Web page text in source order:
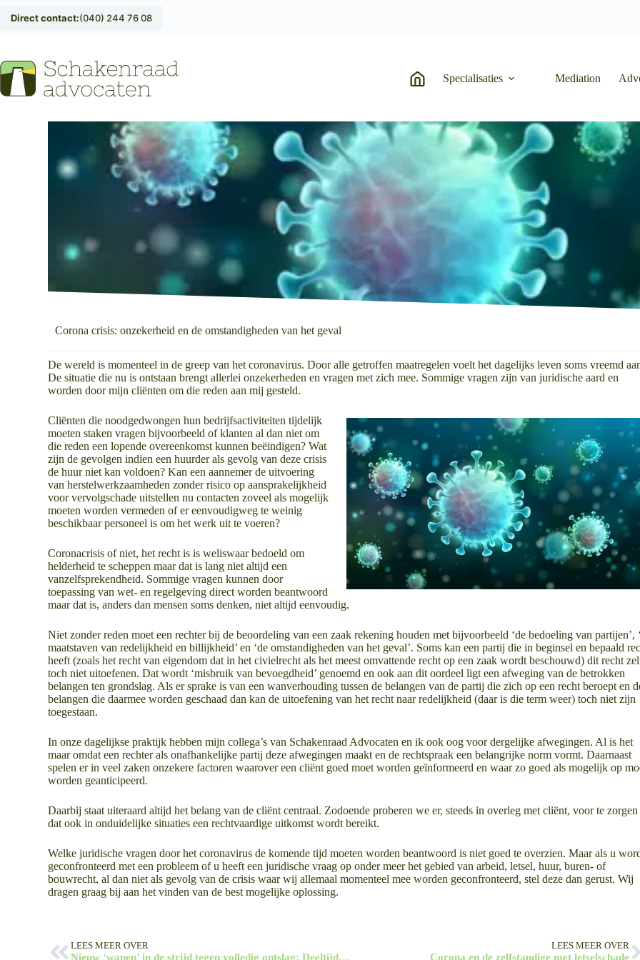
Direct contact:(040) 244 76 08
Specialisaties Mediation
Corona crisis: onzekerheid en de omstandigheden van het geval
De wereld is momenteel in de greep van het coronavirus. Door alle getroffen maatregelen voelt het dagelijks leven soms vreemd
De situatie die nu is ontstaan brengt allerlei onzekerheden en vragen met zich mee. Sommige vragen zijn van juridische aard en
worden door mijn cliënten om die reden aan mij gesteld.
Cliënten die noodgedwongen hun bedrijfsactiviteiten tijdelijk
moeten staken vragen bijvoorbeeld of klanten al dan niet om
die reden een lopende overeenkomst kunnen beëindigen? Wat
zijn de gevolgen indien een huurder als gevolg van deze crisis
de huur niet kan voldoen? Kan een aannemer de uitvoering
van herstelwerkzaamheden zonder risico op aansprakelijkheid
voor vervolgschade uitstellen nu contacten zoveel als mogelijk
moeten worden vermeden of er eenvoudigweg te weinig
beschikbaar personeel is om het werk uit te voeren?
Coronacrisis of niet, het recht is is weliswaar bedoeld om
helderheid te scheppen maar dat is lang niet altijd een
vanzelfsprekendheid. Sommige vragen kunnen door
toepassing van wet- en regelgeving direct worden beantwoord
maar dat is, anders dan mensen soms denken, niet altijd eenvoudig.
Niet zonder reden moet een rechter bij de beoordeling van een zaak rekening houden met bijvoorbeeld ‘de bedoeling van partijen’,
maatstaven van redelijkheid en billijkheid’ en ‘de omstandigheden van het geval’. Soms kan een partij die in beginsel en bepaald
heeft (zoals het recht van eigendom dat in het civielrecht als het meest omvattende recht op een zaak wordt beschouwd) dit recht
toch niet uitoefenen. Dat wordt ‘misbruik van bevoegdheid’ genoemd en ook aan dit oordeel ligt een afweging van de betrokken
belangen ten grondslag. Als er sprake is van een wanverhouding tussen de belangen van de partij die zich op een recht beroept en
belangen die daarmee worden geschaad dan kan de uitoefening van het recht naar redelijkheid (daar is die term weer) toch niet zijn
toegestaan.
In onze dagelijkse praktijk hebben mijn collega’s van Schakenraad Advocaten en ik ook oog voor dergelijke afwegingen. Al is het
maar omdat een rechter als onafhankelijke partij deze afwegingen maakt en de rechtspraak een belangrijke norm vormt. Daarnaast
spelen er in veel zaken onzekere factoren waarover een cliënt goed moet worden geïnformeerd en waar zo goed als mogelijk op
worden geanticipeerd.
Daarbij staat uiteraard altijd het belang van de cliënt centraal. Zodoende proberen we er, steeds in overleg met cliënt, voor te zorgen
dat ook in onduidelijke situaties een rechtvaardige uitkomst wordt bereikt.
Welke juridische vragen door het coronavirus de komende tijd moeten worden beantwoord is niet goed te overzien. Maar als u
geconfronteerd met een probleem of u heeft een juridische vraag op onder meer het gebied van arbeid, letsel, huur, buren- of
bouwrecht, al dan niet als gevolg van de crisis waar wij allemaal momenteel mee worden geconfronteerd, stel deze dan gerust. Wij
dragen graag bij aan het vinden van de best mogelijke oplossing.
LEES MEER OVER
Nieuw ‘wapen’ in de strijd tegen volledig ontslag: Deeltijdontslag op verzoek van de werknemer mogelijk
LEES MEER OVER
Corona en de zelfstandige met letselschade